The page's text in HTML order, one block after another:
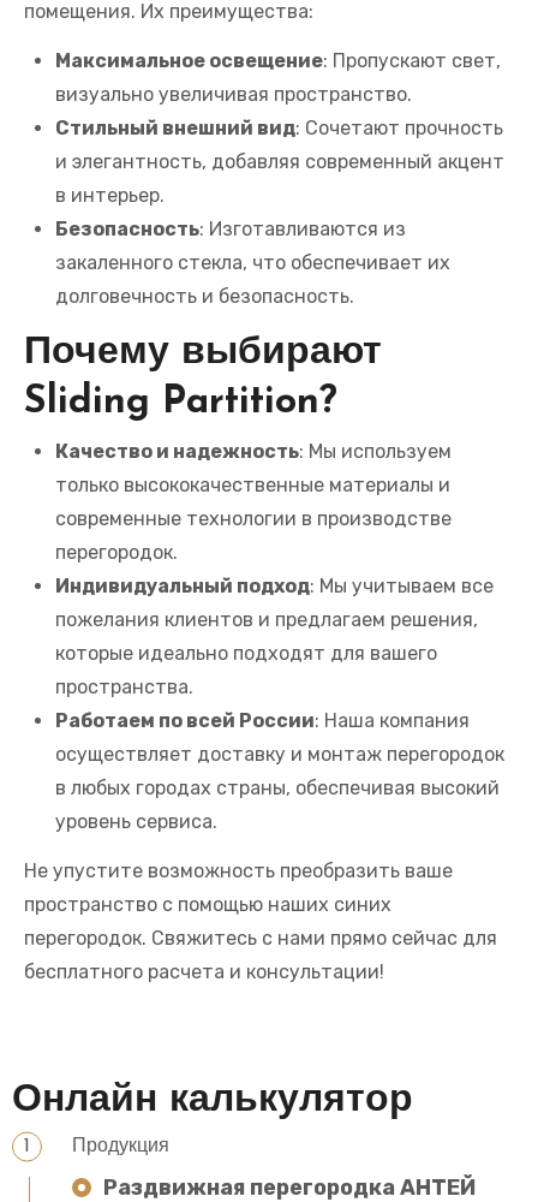
помещения. Их преимущества:
Максимальное освещение: Пропускают свет,
визуально увеличивая пространство.
Стильный внешний вид: Сочетают прочность
и элегантность, добавляя современный акцент
в интерьер.
Безопасность: Изготавливаются из
закаленного стекла, что обеспечивает их
долговечность и безопасность.
Почему выбирают
Sliding Partition?
Качество и надежность: Мы используем
только высококачественные материалы и
современные технологии в производстве
перегородок.
Индивидуальный подход: Мы учитываем все
пожелания клиентов и предлагаем решения,
которые идеально подходят для вашего
пространства.
Работаем по всей России: Наша компания
осуществляет доставку и монтаж перегородок
в любых городах страны, обеспечивая высокий
уровень сервиса.
Не упустите возможность преобразить ваше
пространство с помощью наших синих
перегородок. Свяжитесь с нами прямо сейчас для
бесплатного расчета и консультации!
Онлайн калькулятор
Продукция
Раздвижная перегородка АНТЕЙ